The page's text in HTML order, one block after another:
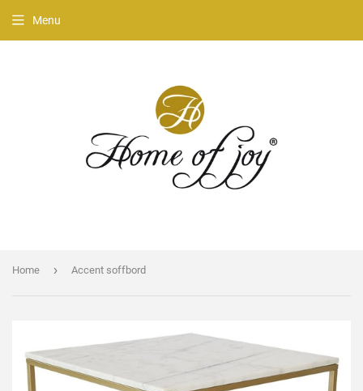
Menu
Home › Accent soffbord